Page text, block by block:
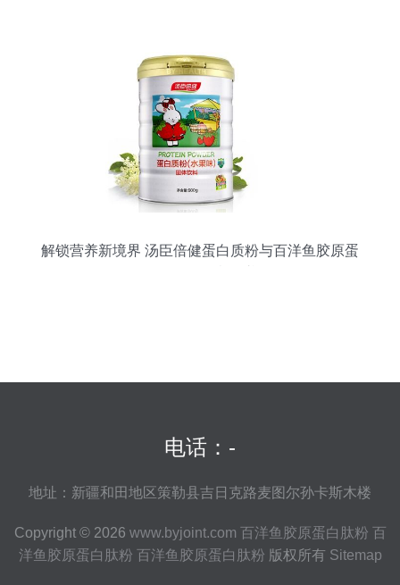
解锁营养新境界 汤臣倍健蛋白质粉与百洋鱼胶原蛋
电话：-
地址：新疆和田地区策勒县吉日克路麦图尔孙卡斯木楼
Copyright © 2026 www.byjoint.com 百洋鱼胶原蛋白肽粉 百
洋鱼胶原蛋白肽粉 百洋鱼胶原蛋白肽粉 版权所有 Sitemap